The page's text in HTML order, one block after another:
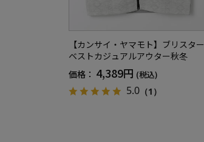
【カンサイ・ヤマモト】ブリスター
ベストカジュアルアウター秋冬
価格： 4,389円 (税込)
5.0 （1）